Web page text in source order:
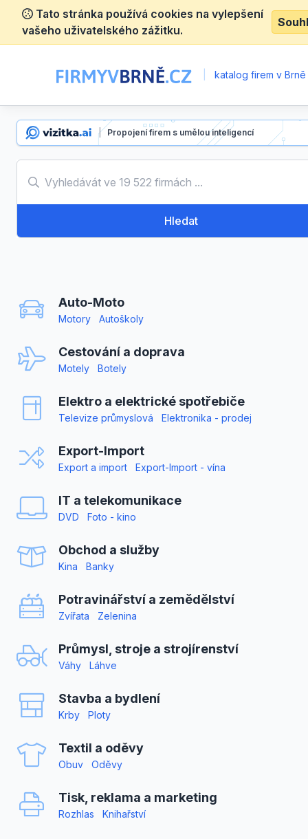
Tato stránka používá cookies na vylepšení
vašeho uživatelského zážitku.
katalog firem v Brně
| Propojení firem s umělou inteligencí
Hledat
Auto-Moto
Motory Autoškoly
Cestování a doprava
Motely Botely
Elektro a elektrické spotřebiče
Televize průmyslová Elektronika - prodej
Export-Import
Export a import Export-Import - vína
IT a telekomunikace
DVD Foto - kino
Obchod a služby
Kina Banky
Potravinářství a zemědělství
Zvířata Zelenina
Průmysl, stroje a strojírenství
Váhy Láhve
Stavba a bydlení
Krby Ploty
Textil a oděvy
Obuv Oděvy
Tisk, reklama a marketing
Rozhlas Knihařství